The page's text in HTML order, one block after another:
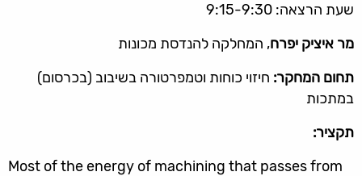
שעת הרצאה: 9:15-9:30
מר איציק יפרח, המחלקה להנדסת מכונות
תחום המחקר: חיזוי כוחות וטמפרטורה בשיבוב (בכרסום)
במתכות
תקציר:
Most of the energy of machining that passes from